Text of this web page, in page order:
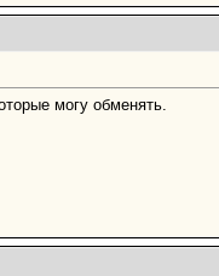
могу обменять.